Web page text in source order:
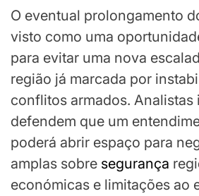
O eventual prolongamento
visto como uma
para evitar uma nova
região já marcada por
conflitos armados.
defendem que um
poderá abrir espaço para
amplas sobre segurança
económicas e limitações ao